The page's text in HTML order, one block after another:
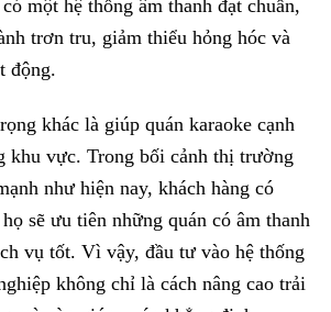
một hệ thống âm thanh đạt chuẩn,
trơn tru, giảm thiểu hỏng hóc và
động.
khác là giúp quán karaoke cạnh
khu vực. Trong bối cảnh thị trường
như hiện nay, khách hàng có
sẽ ưu tiên những quán có âm thanh
vụ tốt. Vì vậy, đầu tư vào hệ thống
không chỉ là cách nâng cao trải